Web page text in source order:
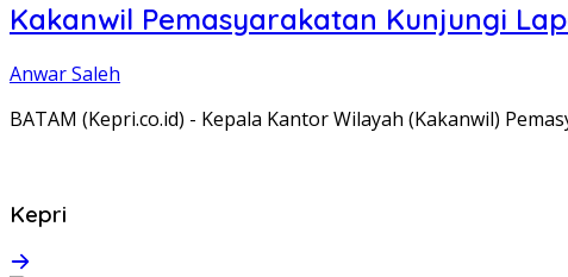
Kakanwil Pemasyarakatan Kunjungi
Anwar Saleh
BATAM (Kepri.co.id) - Kepala Kantor Wilayah (Kakanwil)
Kepri